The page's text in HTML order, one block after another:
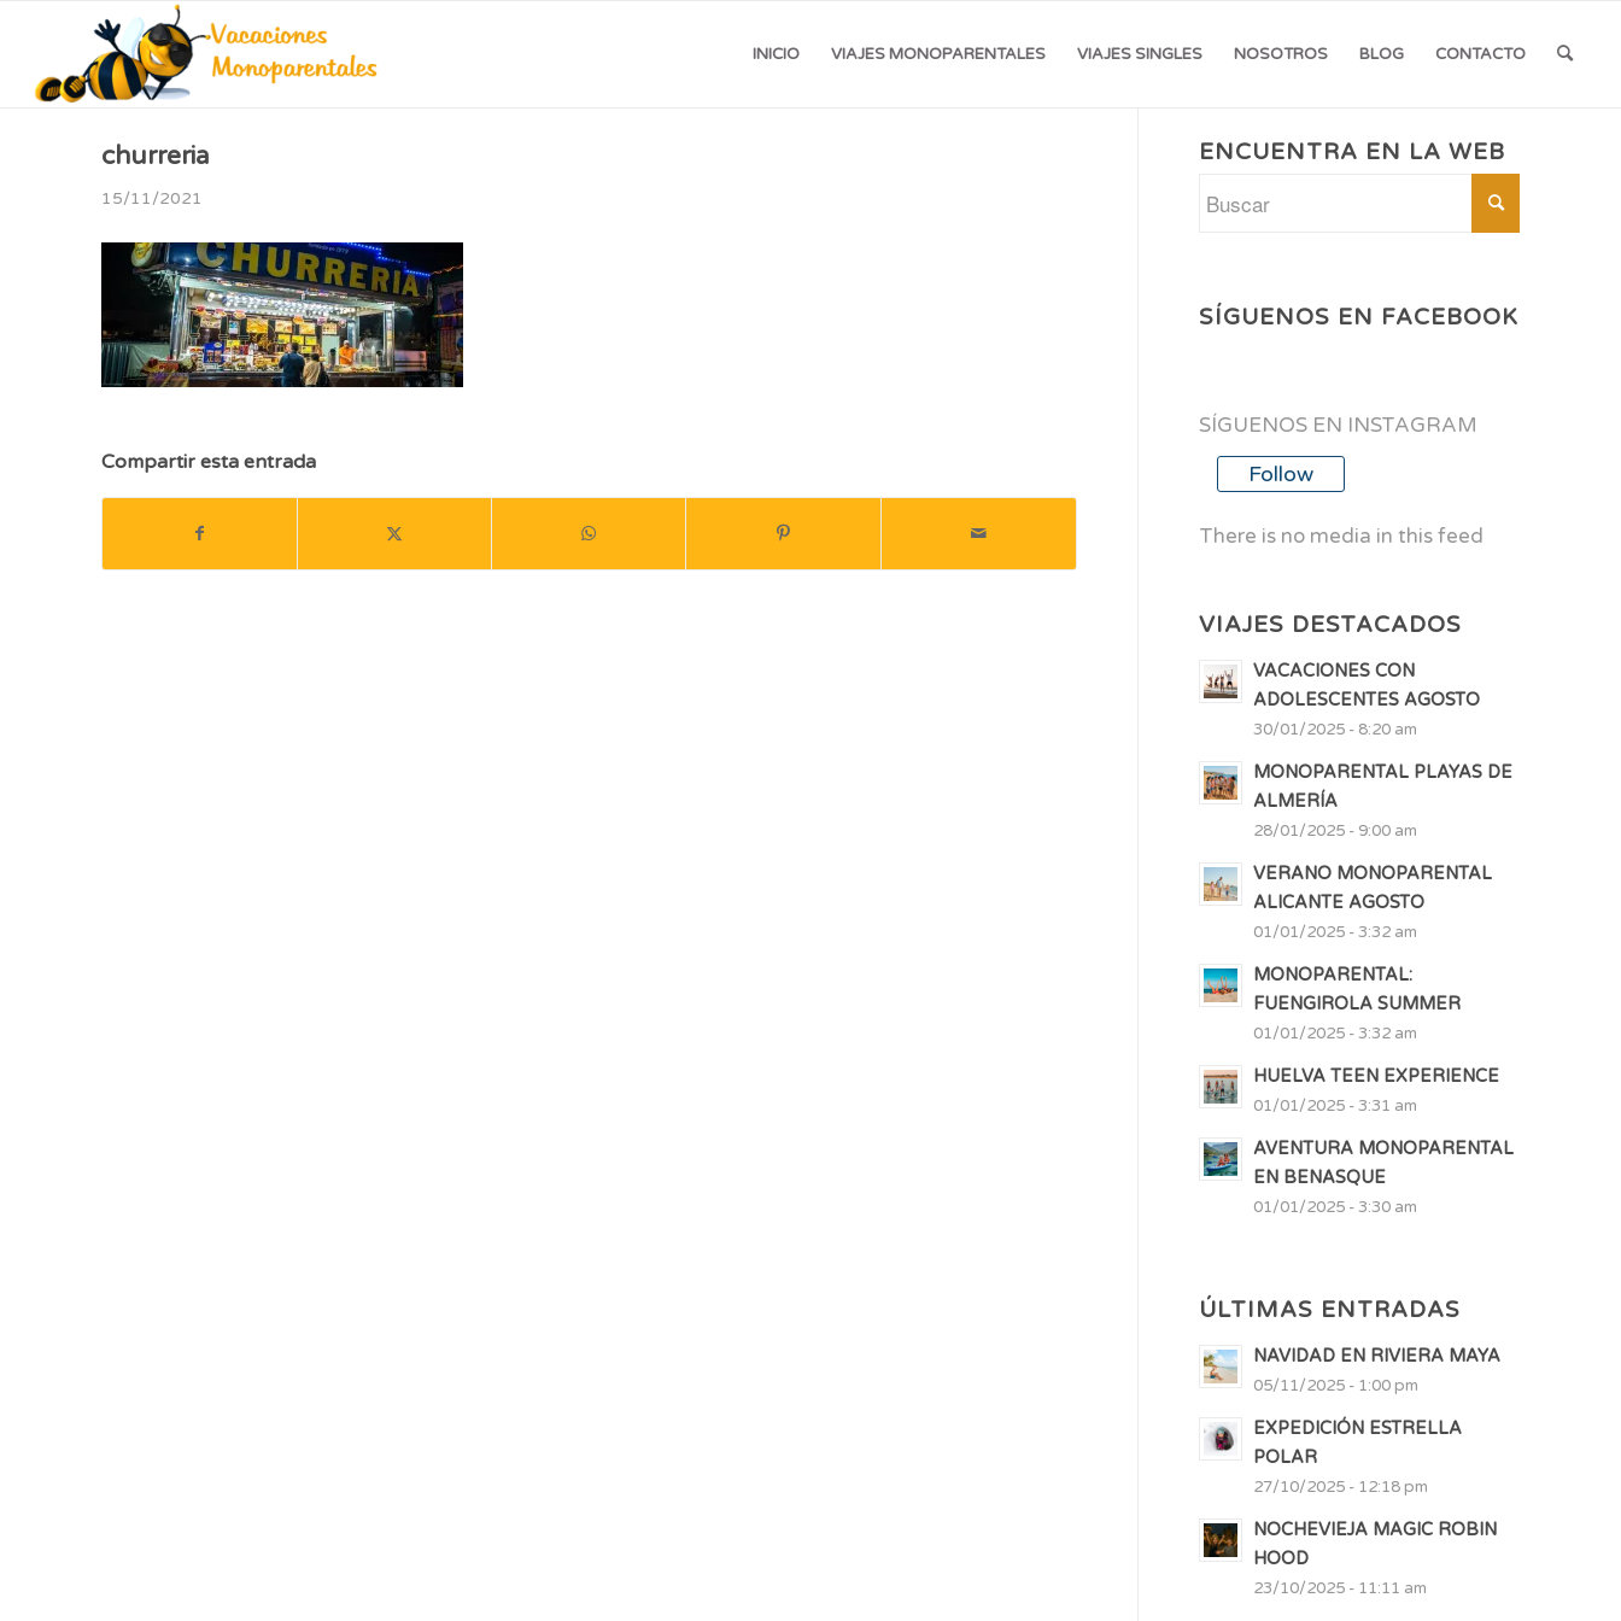
INICIO VIAJES MONOPARENTALES VIAJES SINGLES NOSOTROS BLOG CONTACTO
churreria
15/11/2021
Compartir esta entrada
ENCUENTRA EN LA WEB
SÍGUENOS EN FACEBOOK
SÍGUENOS EN INSTAGRAM
Follow
There is no media in this feed
VIAJES DESTACADOS
VACACIONES CON
ADOLESCENTES AGOSTO
30/01/2025 - 8:20 am
MONOPARENTAL PLAYAS DE
ALMERÍA
28/01/2025 - 9:00 am
VERANO MONOPARENTAL
ALICANTE AGOSTO
01/01/2025 - 3:32 am
MONOPARENTAL:
FUENGIROLA SUMMER
01/01/2025 - 3:32 am
HUELVA TEEN EXPERIENCE
01/01/2025 - 3:31 am
AVENTURA MONOPARENTAL
EN BENASQUE
01/01/2025 - 3:30 am
ÚLTIMAS ENTRADAS
NAVIDAD EN RIVIERA MAYA
05/11/2025 - 1:00 pm
EXPEDICIÓN ESTRELLA
POLAR
27/10/2025 - 12:18 pm
NOCHEVIEJA MAGIC ROBIN
HOOD
23/10/2025 - 11:11 am